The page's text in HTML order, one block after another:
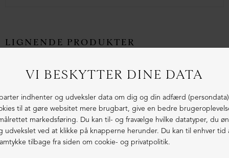
LIGNENDE PRODUKTER